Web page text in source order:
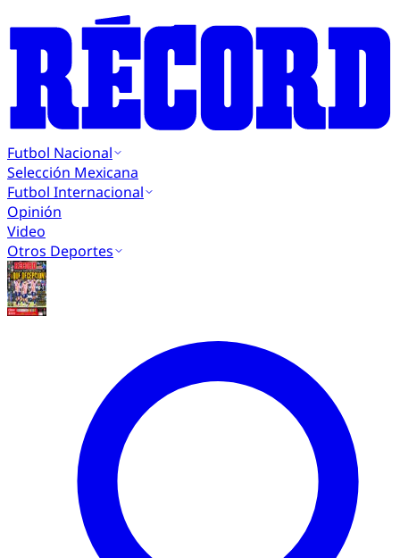
Futbol Nacional
Selección Mexicana
Futbol Internacional
Opinión
Video
Otros Deportes